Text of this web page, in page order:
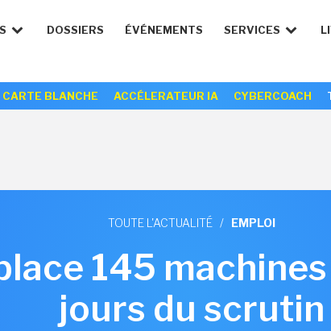
DOSSIERS ÉVÉNEMENTS SERVICES
CARTE BLANCHE ACCÉLERATEUR IA CYBERCOACH
TOUTE L'ACTUALITÉ / EMPLOI
145
jours du scrutin